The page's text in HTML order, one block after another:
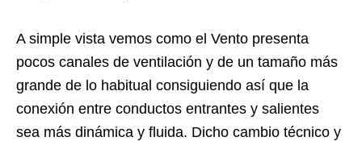
A simple vista vemos como el Vento presenta
pocos canales de ventilación y de un tamaño más
grande de lo habitual consiguiendo así que la
conexión entre conductos entrantes y salientes
sea más dinámica y fluida. Dicho cambio técnico y